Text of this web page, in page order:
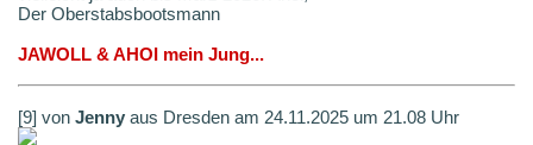
Der Oberstabsbootsmann
JAWOLL & AHOI mein Jung...
[9] von Jenny aus Dresden am 24.11.2025 um 21.08 Uhr